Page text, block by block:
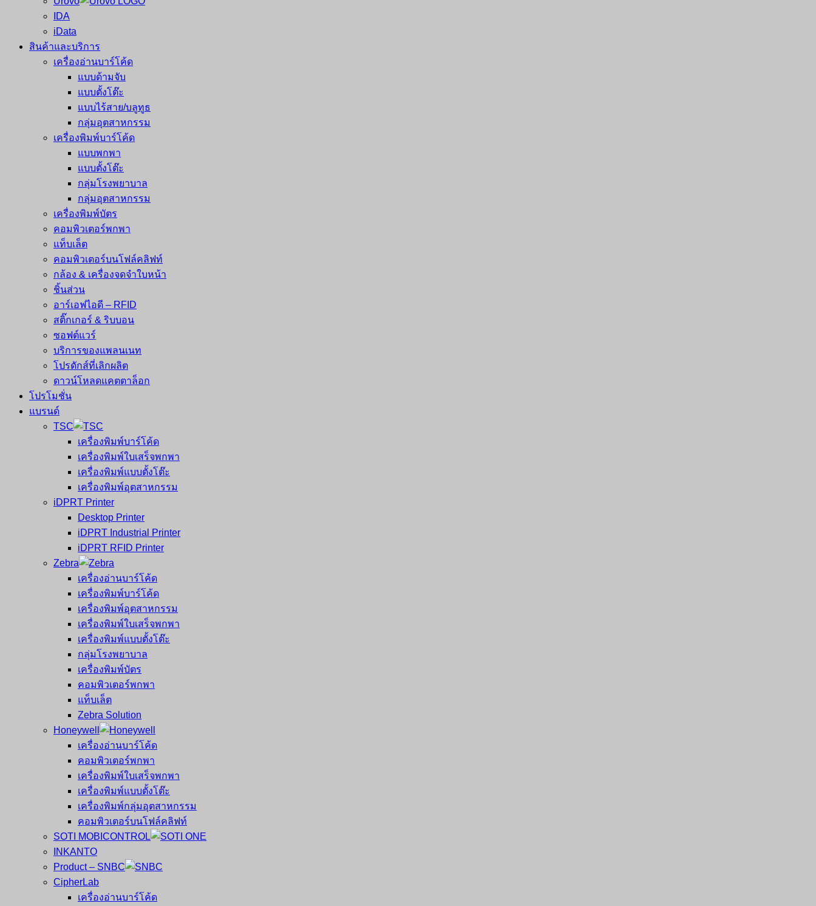
IDA
iData
สินค้าและบริการ
เครื่องอ่านบาร์โค้ด
แบบด้ามจับ
แบบตั้งโต๊ะ
แบบไร้สาย/บลูทูธ
กลุ่มอุตสาหกรรม
เครื่องพิมพ์บาร์โค้ด
แบบพกพา
แบบตั้งโต๊ะ
กลุ่มโรงพยาบาล
กลุ่มอุตสาหกรรม
เครื่องพิมพ์บัตร
คอมพิวเตอร์พกพา
แท็บเล็ต
คอมพิวเตอร์บนโฟล์คลิฟท์
กล้อง & เครื่องจดจำใบหน้า
ชิ้นส่วน
อาร์เอฟไอดี – RFID
สติ๊กเกอร์ & ริบบอน
ซอฟต์แวร์
บริการของแพลนเนท
โปรดักส์ที่เลิกผลิต
ดาวน์โหลดแคตตาล็อก
โปรโมชั่น
แบรนด์
TSC
เครื่องพิมพ์บาร์โค้ด
เครื่องพิมพ์ใบเสร็จพกพา
เครื่องพิมพ์แบบตั้งโต๊ะ
เครื่องพิมพ์อุตสาหกรรม
iDPRT Printer
Desktop Printer
iDPRT Industrial Printer
iDPRT RFID Printer
Zebra
เครื่องอ่านบาร์โค้ด
เครื่องพิมพ์บาร์โค้ด
เครื่องพิมพ์อุตสาหกรรม
เครื่องพิมพ์ใบเสร็จพกพา
เครื่องพิมพ์แบบตั้งโต๊ะ
กลุ่มโรงพยาบาล
เครื่องพิมพ์บัตร
คอมพิวเตอร์พกพา
แท็บเล็ต
Zebra Solution
Honeywell
เครื่องอ่านบาร์โค้ด
คอมพิวเตอร์พกพา
เครื่องพิมพ์ใบเสร็จพกพา
เครื่องพิมพ์แบบตั้งโต๊ะ
เครื่องพิมพ์กลุ่มอุตสาหกรรม
คอมพิวเตอร์บนโฟล์คลิฟท์
SOTI MOBICONTROL
INKANTO
Product – SNBC
CipherLab
เครื่องอ่านบาร์โค้ด